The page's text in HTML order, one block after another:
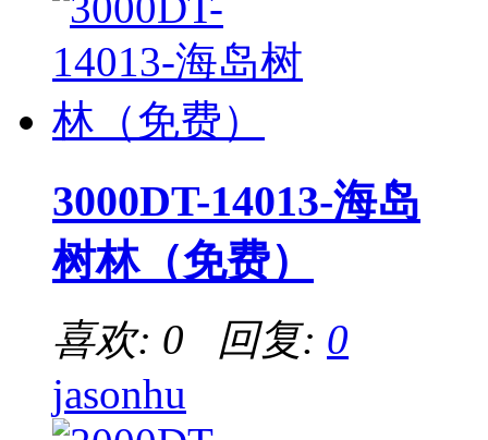
3000DT-14013-海岛
树林（免费）
喜欢: 0 回复: 0
jasonhu